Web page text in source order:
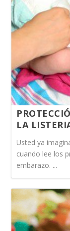
LA
Usted ya
cuando lee los
embarazo. ...